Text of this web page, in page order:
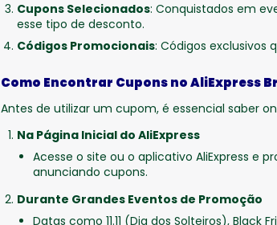
Cupons Selecionados: Conquistados em
esse tipo de desconto.
Códigos Promocionais: Códigos exclusivos
Como Encontrar Cupons no AliExpress
Antes de utilizar um cupom, é essencial saber
Na Página Inicial do AliExpress
Acesse o site ou o aplicativo AliExpress e
anunciando cupons.
Durante Grandes Eventos de Promoção
Datas como 11.11 (Dia dos Solteiros), Black